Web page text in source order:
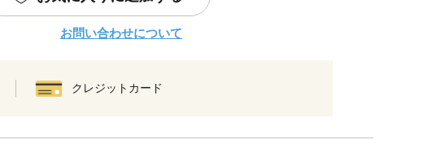
お問い合わせについて
クレジットカード